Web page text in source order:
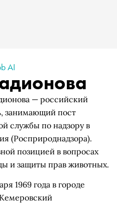
AI
— российский
занимающий пост
службы по надзору в
(Росприроднадзора).
позицией в вопросах
и защиты прав животных.
1969 года в городе